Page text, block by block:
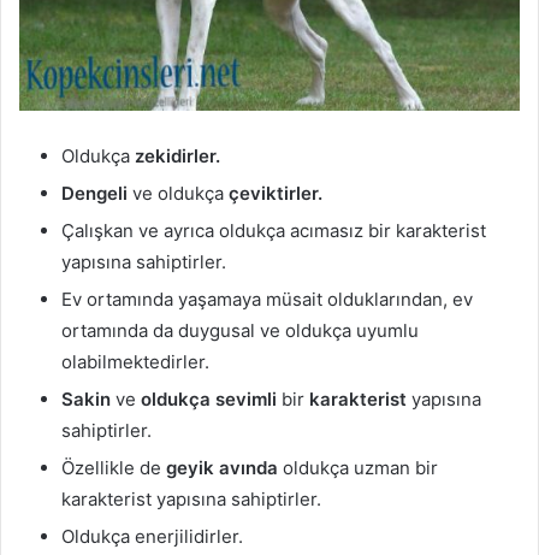
Oldukça zekidirler.
Dengeli ve oldukça çeviktirler.
Çalışkan ve ayrıca oldukça acımasız bir karakterist
yapısına sahiptirler.
Ev ortamında yaşamaya müsait olduklarından, ev
ortamında da duygusal ve oldukça uyumlu
olabilmektedirler.
Sakin ve oldukça sevimli bir karakterist yapısına
sahiptirler.
Özellikle de geyik avında oldukça uzman bir
karakterist yapısına sahiptirler.
Oldukça enerjilidirler.